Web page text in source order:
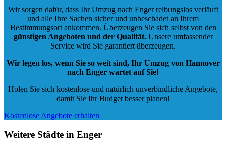
Wir sorgen dafür, dass Ihr Umzug nach Enger reibungslos verläuft
und alle Ihre Sachen sicher und unbeschadet an Ihrem
Bestimmungsort ankommen. Überzeugen Sie sich selbst von den
günstigen Angeboten und der Qualität.Unsere umfassender
Service wird Sie garantiert überzeugen.
Wir legen los, wenn Sie so weit sind, Ihr Umzug von Hannover
nach Enger wartet auf Sie!
Holen Sie sich kostenlose und natürlich unverbindliche Angebote,
damit Sie Ihr Budget besser planen!
Kostenlose Angebote erhalten
Weitere Städte in Enger